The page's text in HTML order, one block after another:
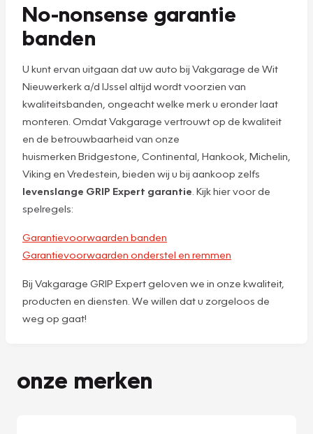
No-nonsense garantie
banden
U kunt ervan uitgaan dat uw auto bij Vakgarage de Wit
Nieuwerkerk a/d IJssel altijd wordt voorzien van
kwaliteitsbanden, ongeacht welke merk u eronder laat
monteren. Omdat Vakgarage vertrouwt op de kwaliteit
en de betrouwbaarheid van onze
huismerken Bridgestone, Continental, Hankook, Michelin,
Viking en Vredestein, bieden wij u bij aankoop zelfs
levenslange GRIP Expert garantie . Kijk hier voor de
spelregels:
Garantievoorwaarden banden
Garantievoorwaarden onderstel en remmen
Bij Vakgarage GRIP Expert geloven we in onze kwaliteit,
producten en diensten. We willen dat u zorgeloos de
weg op gaat!
onze merken